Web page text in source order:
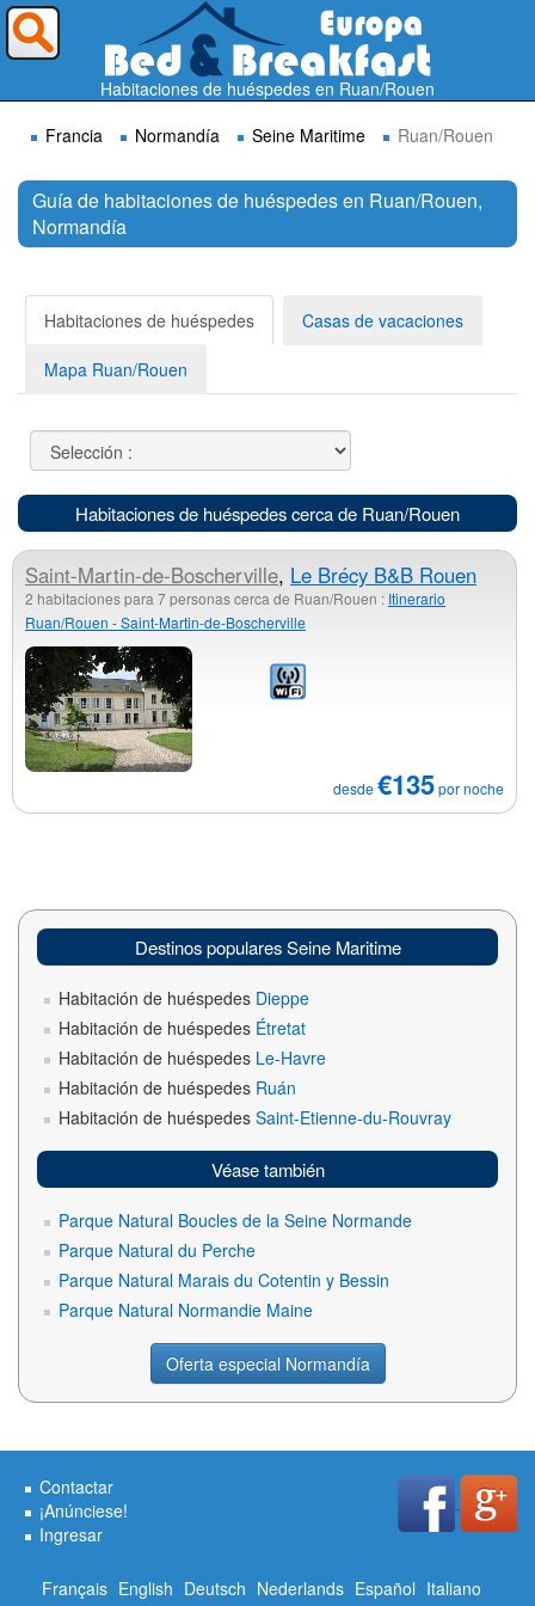
Habitaciones de huéspedes en Ruan/Rouen
Francia
Normandía Seine Maritime Ruan/Rouen
Guía de habitaciones de huéspedes en Ruan/Rouen,
Normandía
Habitaciones de huéspedes Casas de vacaciones
Mapa Ruan/Rouen
Habitaciones de huéspedes cerca de Ruan/Rouen
Saint-Martin-de-Boscherville, Le Brécy B&B Rouen
2 habitaciones para 7 personas cerca de Ruan/Rouen : Itinerario
Ruan/Rouen - Saint-Martin-de-Boscherville
desde€135por noche
Destinos populares Seine Maritime
Habitación de huéspedes Dieppe
Habitación de huéspedes Étretat
Habitación de huéspedes Le-Havre
Habitación de huéspedes Ruán
Habitación de huéspedes Saint-Etienne-du-Rouvray
Véase también
Parque Natural Boucles de la Seine Normande
Parque Natural du Perche
Parque Natural Marais du Cotentin y Bessin
Parque Natural Normandie Maine
Oferta especial Normandía
Contactar
¡Anúnciese!
Ingresar
Français English Deutsch Nederlands Español Italiano
¿A dónde quieres ir?